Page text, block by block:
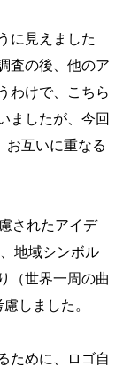
に見えました
査の後、他のア
わけで、こちら
ましたが、今回
お互いに重なる
されたアイデ
地域シンボル
（世界一周の曲
しました。
ために、ロゴ自